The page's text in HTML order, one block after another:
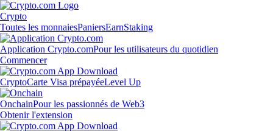
Crypto
Toutes les monnaiesPaniersEarnStaking
Application Crypto.comPour les utilisateurs du quotidien
Commencer
CryptoCarte Visa prépayéeLevel Up
OnchainPour les passionnés de Web3
Obtenir l'extension